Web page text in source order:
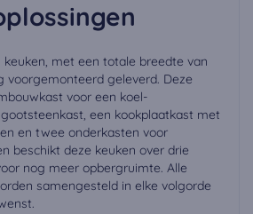
met een totale breedte van
voorgemonteerd geleverd. Deze
voor een koel-
een kookplaatkast met
en twee onderkasten voor
beschikt deze keuken over drie
nog meer opbergruimte. Alle
samengesteld in elke volgorde